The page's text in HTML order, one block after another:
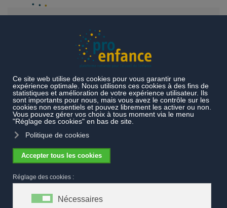
Encouragement de l'enfance et de la jeunesse au
niveau fédéral - Bilan
Encouragement de l'enfance et de la
jeunesse au niveau fédéral - Bilan
La loi sur l’encouragement de l’enfance et de la jeunesse (LEEJ) permet
extrascolaires des enfants et des jeunes. Cinq ans après son entrée en
en œuvre et des effets obtenus.